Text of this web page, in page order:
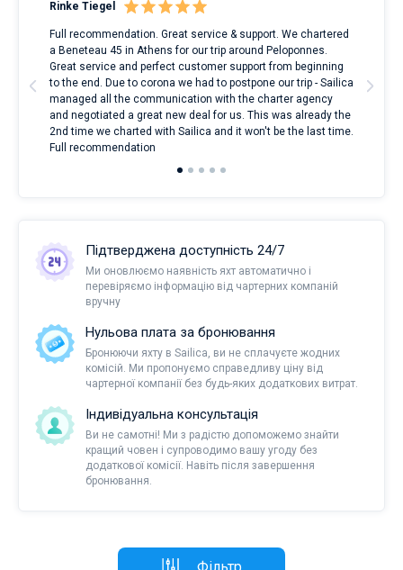
Rinke Tiegel
Full recommendation. Great service & support. We chartered
a Beneteau 45 in Athens for our trip around Peloponnes.
Great service and perfect customer support from beginning
to the end. Due to corona we had to postpone our trip - Sailica
managed all the communication with the charter agency
and negotiated a great new deal for us. This was already the
2nd time we charted with Sailica and it won't be the last time.
Full recommendation
Підтверджена доступність 24/7
Ми оновлюємо наявність яхт автоматично і
перевіряємо інформацію від чартерних компаній
вручну
Нульова плата за бронювання
Бронюючи яхту в Sailica, ви не сплачуєте жодних
комісій. Ми пропонуємо справедливу ціну від
чартерної компанії без будь-яких додаткових витрат.
Індивідуальна консультація
Ви не самотні! Ми з радістю допоможемо знайти
кращий човен і супроводимо вашу угоду без
додаткової комісії. Навіть після завершення
бронювання.